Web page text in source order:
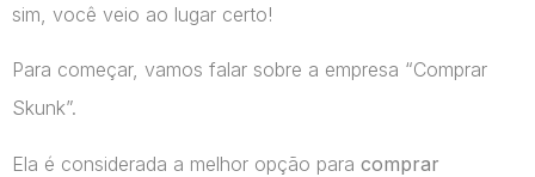
sim, você veio ao lugar certo!
Para começar, vamos falar sobre a empresa “Comprar
Skunk”.
Ela é considerada a melhor opção para comprar